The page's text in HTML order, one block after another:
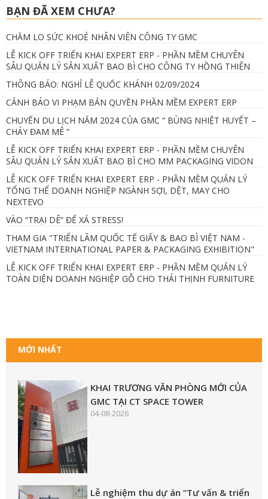
BẠN ĐÃ XEM CHƯA?
CHĂM LO SỨC KHOẺ NHÂN VIÊN CÔNG TY GMC
LỄ KICK OFF TRIỂN KHAI EXPERT ERP - PHẦN MỀM CHUYÊN
SÂU QUẢN LÝ SẢN XUẤT BAO BÌ CHO CÔNG TY HỒNG THIÊN
THÔNG BÁO: NGHỈ LỄ QUỐC KHÁNH 02/09/2024
CẢNH BÁO VI PHẠM BẢN QUYỀN PHẦN MỀM EXPERT ERP
CHUYẾN DU LỊCH NĂM 2024 CỦA GMC “ BÙNG NHIỆT HUYẾT –
CHÁY ĐAM MÊ ”
LỄ KICK OFF TRIỂN KHAI EXPERT ERP - PHẦN MỀM CHUYÊN
SÂU QUẢN LÝ SẢN XUẤT BAO BÌ CHO MM PACKAGING VIDON
LỄ KICK OFF TRIỂN KHAI EXPERT ERP - PHẦN MỀM QUẢN LÝ
TỔNG THỂ DOANH NGHIỆP NGÀNH SỢI, DỆT, MAY CHO
NEXTEVO
VÀO “TRẠI DÊ” ĐỂ XẢ STRESS!
THAM GIA "TRIỂN LÃM QUỐC TẾ GIẤY & BAO BÌ VIỆT NAM -
VIETNAM INTERNATIONAL PAPER & PACKAGING EXHIBITION"
LỄ KICK OFF TRIỂN KHAI EXPERT ERP - PHẦN MỀM QUẢN LÝ
TOÀN DIỆN DOANH NGHIỆP GỖ CHO THÁI THỊNH FURNITURE
MỚI NHẤT
KHAI TRƯƠNG VĂN PHÒNG MỚI CỦA
GMC TẠI CT SPACE TOWER
04-08-2026
Lễ nghiệm thu dự án “Tư vấn & triển